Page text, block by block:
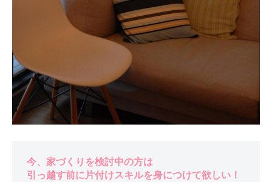
今、家づくりを検討中の方は
引っ越す前に片付けスキルを身につけて欲しい！